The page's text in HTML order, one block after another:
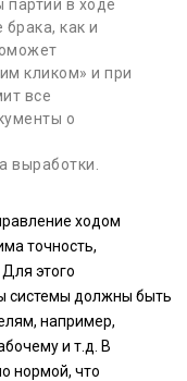
в ходе
как и
кликом» и при
все
о
выработки.
ходом
точность,
этого
системы должны быть
например,
и т.д. В
нормой, что